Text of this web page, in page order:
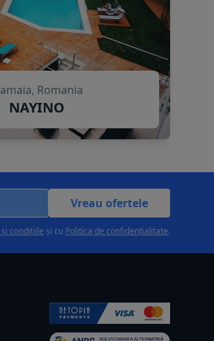
Romania
NAYINO
Vreau ofertele
condițiile și cu Politica de confidențialitate.